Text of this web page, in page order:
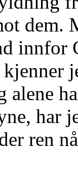
dem.
innfor
kjenner
alene
har
ren